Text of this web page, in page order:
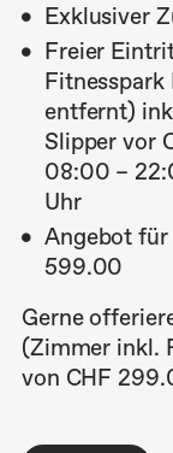
Exklusiver
Freier
Fitnesspark
entfernt)
Slipper vor
08:00 –
Uhr
Angebot für
599.00
Gerne
(Zimmer inkl.
von CHF